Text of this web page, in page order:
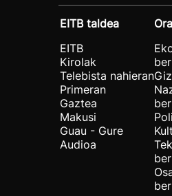
EITB taldea
EITB
Kirolak
Telebista nahieran
Primeran
Gaztea
Makusi
Guau - Gure
Audioa